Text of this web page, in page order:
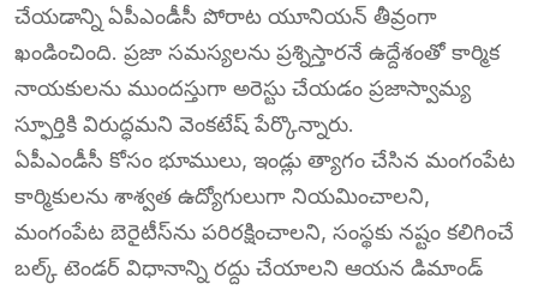
చేయడాన్ని ఏపీఎండీసీ పోరాట యూనియన్ తీవ్రంగా
ఖండించింది. ప్రజా సమస్యలను ప్రశ్నిస్తారనే ఉద్దేశంతో కార్మిక
నాయకులను ముందస్తుగా అరెస్టు చేయడం ప్రజాస్వామ్య
స్ఫూర్తికి విరుద్ధమని వెంకటేష్ పేర్కొన్నారు.
ఏపీఎండీసీ కోసం భూములు, ఇండ్లు త్యాగం చేసిన మంగంపేట
కార్మికులను శాశ్వత ఉద్యోగులుగా నియమించాలని,
మంగంపేట బెరైటీస్‌ను పరిరక్షించాలని, సంస్థకు నష్టం కలిగించే
బల్క్ టెండర్ విధానాన్ని రద్దు చేయాలని ఆయన డిమాండ్